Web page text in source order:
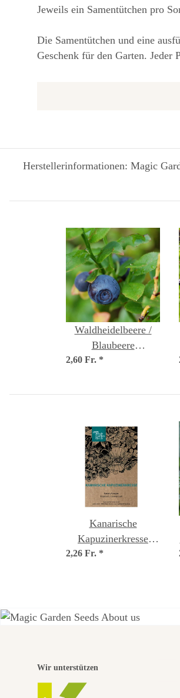
Jeweils ein Samentütchen pro
Die Samentütchen und eine
Geschenk für den Garten. Jeder
Herstellerinformationen: Magic
Waldheidelbeere /
Blaubeere
(Vaccinium myrtillus)
2,60 Fr. *
Kanarische
Kapuzinerkresse
(Tropaeolum
2,26 Fr. *
Wir unterstützen